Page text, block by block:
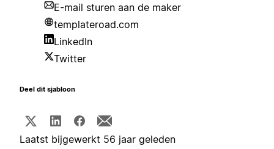
E-mail sturen aan de maker
templateroad.com
LinkedIn
Twitter
Deel dit sjabloon
Laatst bijgewerkt 56 jaar geleden